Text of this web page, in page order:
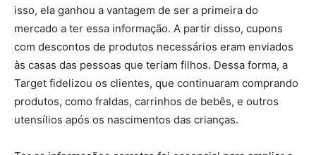
isso, ela ganhou a vantagem de ser a primeira do
mercado a ter essa informação. A partir disso, cupons
com descontos de produtos necessários eram enviados
às casas das pessoas que teriam filhos. Dessa forma, a
Target fidelizou os clientes, que continuaram comprando
produtos, como fraldas, carrinhos de bebês, e outros
utensílios após os nascimentos das crianças.